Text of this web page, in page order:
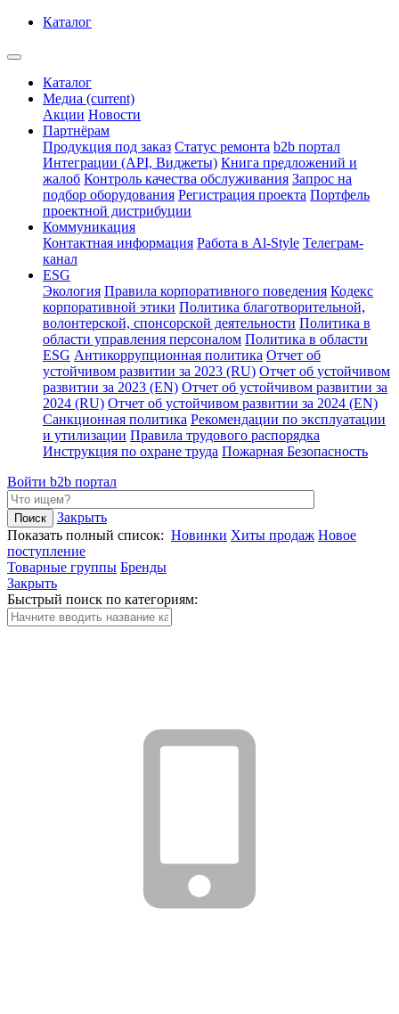
Каталог
Каталог
Медиа (current)
Акции Новости
Партнёрам
Продукция под заказ Статус ремонта b2b портал
Интеграции (API, Виджеты) Книга предложений и
жалоб Контроль качества обслуживания Запрос на
подбор оборудования Регистрация проекта Портфель
проектной дистрибуции
Коммуникация
Контактная информация Работа в Al-Style Телеграм-
канал
ESG
Экология Правила корпоративного поведения Кодекс
корпоративной этики Политика благотворительной,
волонтерской, спонсорской деятельности Политика в
области управления персоналом Политика в области
ESG Антикоррупционная политика Отчет об
устойчивом развитии за 2023 (RU) Отчет об устойчивом
развитии за 2023 (EN) Отчет об устойчивом развитии за
2024 (RU) Отчет об устойчивом развитии за 2024 (EN)
Санкционная политика Рекомендации по эксплуатации
и утилизации Правила трудового распорядка
Инструкция по охране труда Пожарная Безопасность
Войти b2b портал
Закрыть
Показать полный список: Новинки Хиты продаж Новое
поступление
Товарные группы Бренды
Закрыть
Быстрый поиск по категориям: